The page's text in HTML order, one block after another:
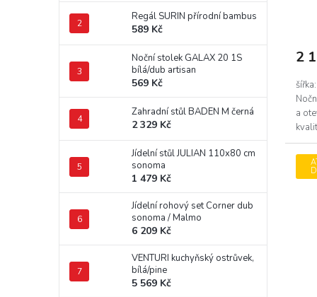
Regál SURIN přírodní bambus
589 Kč
Noční stolek GALAX 20 1S
bílá/dub artisan
569 Kč
Zahradní stůl BADEN M černá
2 329 Kč
Jídelní stůl JULIAN 110x80 cm
sonoma
1 479 Kč
Jídelní rohový set Corner dub
sonoma / Malmo
6 209 Kč
VENTURI kuchyňský ostrůvek,
bílá/pine
5 569 Kč
2
a